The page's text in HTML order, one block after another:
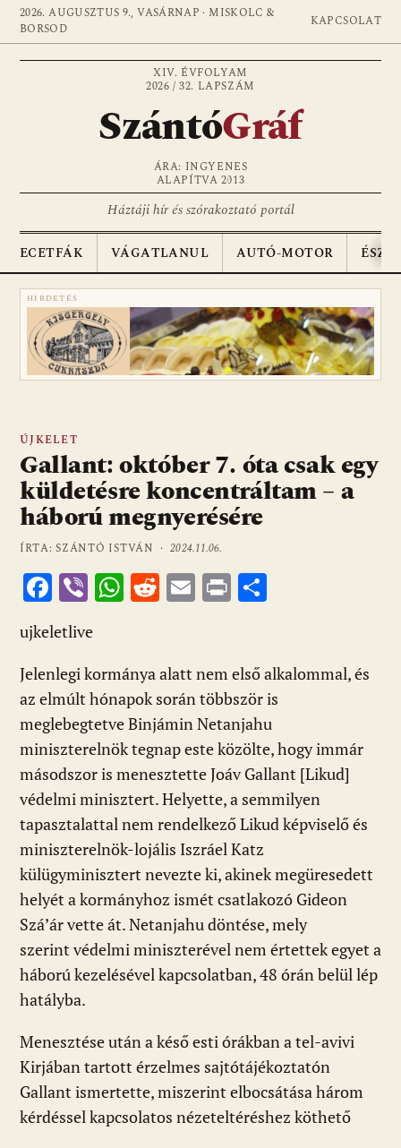
2026. AUGUSZTUS 9., VASÁRNAP · MISKOLC &
BORSOD
KAPCSOLAT
XIV. ÉVFOLYAM
2026 / 32. LAPSZÁM
SzántóGráf
ÁRA: INGYENES
ALAPÍTVA 2013
Háztáji hír és szórakoztató portál
ECETFÁK VÁGATLANUL AUTÓ-MOTOR
HIRDETÉS
ÚJKELET
Gallant: október 7. óta csak egy
küldetésre koncentráltam – a
háború megnyerésére
ÍRTA: SZÁNTÓ ISTVÁN ·2024.11.06.
F
ac
e
b
o
o
k
Vi
er
W
s
A
p
p
R
di
t
E
l
Pr
m
e
g
ujkeletlive
Jelenlegi kormánya alatt nem első alkalommal, és
az elmúlt hónapok során többször is
meglebegtetve Binjámin Netanjahu
miniszterelnök tegnap este közölte, hogy immár
másodszor is menesztette Joáv Gallant [Likud]
védelmi minisztert. Helyette, a semmilyen
tapasztalattal nem rendelkező Likud képviselő és
miniszterelnök-lojális Iszráel Katz
külügyminisztert nevezte ki, akinek megüresedett
helyét a kormányhoz ismét csatlakozó Gideon
Szá’ár vette át. Netanjahu döntése, mely
szerint védelmi miniszterével nem értettek egyet a
háború kezelésével kapcsolatban, 48 órán belül lép
hatályba.
Menesztése után a késő esti órákban a tel-avivi
Kirjában tartott érzelmes sajtótájékoztatón
Gallant ismertette, miszerint elbocsátása három
kérdéssel kapcsolatos nézeteltéréshez köthető